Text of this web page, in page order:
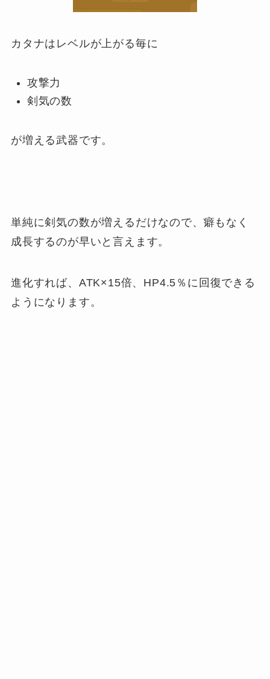
カタナはレベルが上がる毎に
攻撃力
剣気の数
が増える武器です。
単純に剣気の数が増えるだけなので、癖もなく
成長するのが早いと言えます。
進化すれば、ATK×15倍、HP4.5％に回復できる
ようになります。